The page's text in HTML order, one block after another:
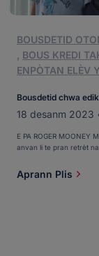
BOUSDETID
BOUS KREDI
ENPÒTAN ELÈV
Bousdetid chwa
18 desanm 2023
E PA ROGER MOONEY
anvan li te pran retrèt
nan yon edikasyon ki
Aprann Plis